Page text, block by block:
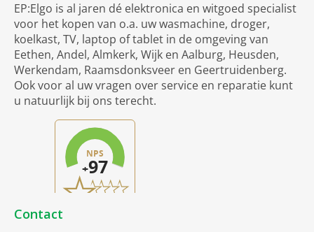
EP:Elgo is al jaren dé elektronica en witgoed specialist
voor het kopen van o.a. uw wasmachine, droger,
koelkast, TV, laptop of tablet in de omgeving van
Eethen, Andel, Almkerk, Wijk en Aalburg, Heusden,
Werkendam, Raamsdonksveer en Geertruidenberg.
Ook voor al uw vragen over service en reparatie kunt
u natuurlijk bij ons terecht.
Contact